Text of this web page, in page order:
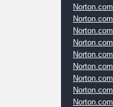
Norton.com
Norton.com
Norton.com
Norton.com
Norton.com
Norton.com
Norton.com
Norton.com
Norton.com